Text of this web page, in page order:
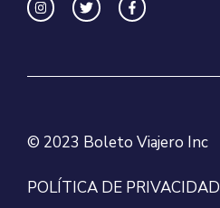
© 2023 Boleto Viajero Inc
POLÍTICA DE PRIVACIDAD